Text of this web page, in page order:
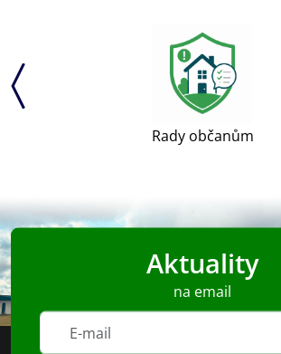
Rady občanům
Aktuality
na email